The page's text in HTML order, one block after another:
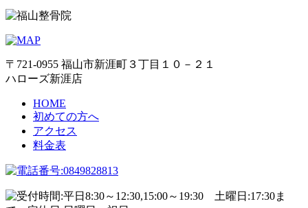
〒721-0955 福山市新涯町３丁目１０－２１
ハローズ新涯店
HOME
初めての方へ
アクセス
料金表